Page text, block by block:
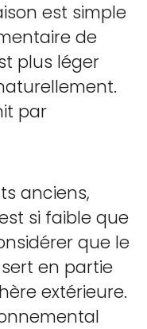
est simple
de
plus léger
par
anciens,
si faible que
que le
en partie
extérieure.